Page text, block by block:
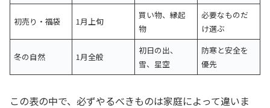
初売り・福袋 1月上旬
買い物、縁起
物
必要なものだ
け選ぶ
冬の自然 1月全般
初日の出、
雪、星空
防寒と安全を
優先
この表の中で、必ずやるべきものは家庭によって違いま